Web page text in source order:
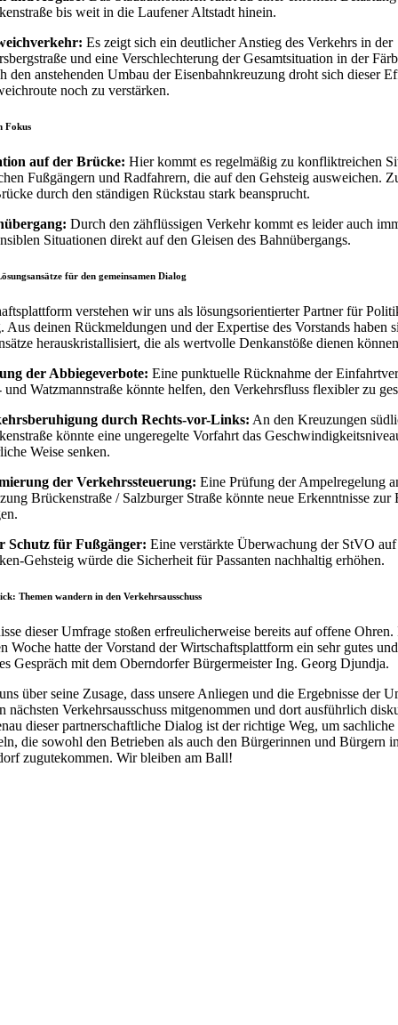
bis weit in die Laufener Altstadt hinein.
Es zeigt sich ein deutlicher Anstieg des Verkehrs in der
und eine Verschlechterung der Gesamtsituation in der
den anstehenden Umbau der Eisenbahnkreuzung droht sich dieser
noch zu verstärken.
Fokus
auf der Brücke: Hier kommt es regelmäßig zu konfliktreichen
Fußgängern und Radfahrern, die auf den Gehsteig ausweichen.
durch den ständigen Rückstau stark beansprucht.
Durch den zähflüssigen Verkehr kommt es leider auch
Situationen direkt auf den Gleisen des Bahnübergangs.
für den gemeinsamen Dialog
verstehen wir uns als lösungsorientierter Partner für
Aus deinen Rückmeldungen und der Expertise des Vorstands haben
herauskristallisiert, die als wertvolle Denkanstöße dienen
der Abbiegeverbote: Eine punktuelle Rücknahme der
und Watzmannstraße könnte helfen, den Verkehrsfluss flexibler zu
durch Rechts-vor-Links: An den Kreuzungen
könnte eine ungeregelte Vorfahrt das
Weise senken.
der Verkehrssteuerung: Eine Prüfung der Ampelregelung
Brückenstraße / Salzburger Straße könnte neue Erkenntnisse zur
Schutz für Fußgänger: Eine verstärkte Überwachung der StVO
Gehsteig würde die Sicherheit für Passanten nachhaltig erhöhen.
Themen wandern in den Verkehrsausschuss
dieser Umfrage stoßen erfreulicherweise bereits auf offene Ohren.
Woche hatte der Vorstand der Wirtschaftsplattform ein sehr gutes und
Gespräch mit dem Oberndorfer Bürgermeister Ing. Georg Djundja.
über seine Zusage, dass unsere Anliegen und die Ergebnisse der
nächsten Verkehrsausschuss mitgenommen und dort ausführlich
dieser partnerschaftliche Dialog ist der richtige Weg, um
die sowohl den Betrieben als auch den Bürgerinnen und Bürgern
zugutekommen. Wir bleiben am Ball!